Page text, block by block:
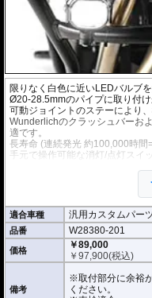
限りなく白色に近いLEDバルブ
Ø20-28.5mmのパイプに取り付け
可動ジョイントのステーにより
Wunderlichのクラッシュバーお
適です。
長寿命 (連続発光 約100,000時間
手元で操作可能な消灯/点灯スイ
※車検対応
こちらのキットのスイッチはテ
です。(自動車技術総合機構に確
自動車技術総合機構審査事務規程
・操縦装置 性能要件 書面等
・前部霧灯 取付要件 視認等
適合車種 汎用カスタムパー
品番 W28380-201
価格
￥89,000
￥97,900(税込)
備考
※取付部分に余裕
ください。